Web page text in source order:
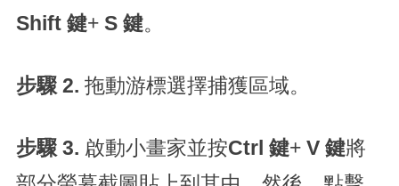
Shift 鍵+ S 鍵。
步驟 2. 拖動游標選擇捕獲區域。
步驟 3. 啟動小畫家並按Ctrl 鍵+ V 鍵將